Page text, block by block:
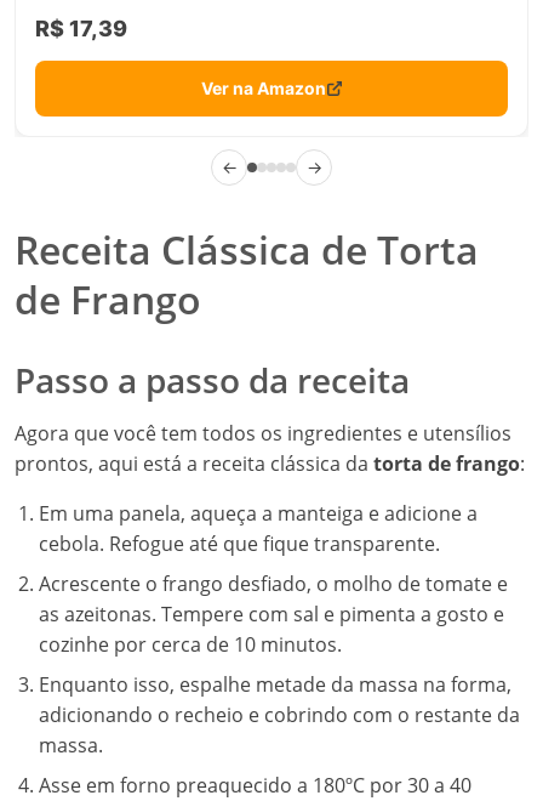
R$ 17,39
Ver na Amazon
← →
Receita Clássica de Torta
de Frango
Passo a passo da receita
Agora que você tem todos os ingredientes e utensílios
prontos, aqui está a receita clássica da torta de frango:
Em uma panela, aqueça a manteiga e adicione a
cebola. Refogue até que fique transparente.
Acrescente o frango desfiado, o molho de tomate e
as azeitonas. Tempere com sal e pimenta a gosto e
cozinhe por cerca de 10 minutos.
Enquanto isso, espalhe metade da massa na forma,
adicionando o recheio e cobrindo com o restante da
massa.
Asse em forno preaquecido a 180ºC por 30 a 40